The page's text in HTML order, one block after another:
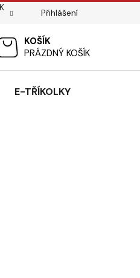
Přihlášení
PRÁZDNÝ KOŠÍK
E-TŘÍKOLKY